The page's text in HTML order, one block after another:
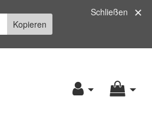
Kopieren
Schließen